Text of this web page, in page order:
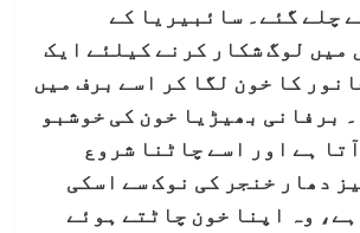
چلے گئے۔ سائبیریا کے
میں لوگ شکار کرنے کیلئے ایک
کا خون لگا کر اسے برف میں
برفانی بھیڑیا خون کی خوشبو
ہے اور اسے چاٹنا شروع
دھار خنجر کی نوک سے اسکی
وہ اپنا خون چاٹتے ہوئے